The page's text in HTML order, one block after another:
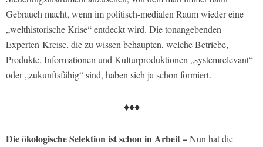
Gebrauch macht, wenn im politisch-medialen Raum wieder eine
„welthistorische Krise“ entdeckt wird. Die tonangebenden
Experten-Kreise, die zu wissen behaupten, welche Betriebe,
Produkte, Informationen und Kulturproduktionen „systemrelevant“
oder „zukunftsfähig“ sind, haben sich ja schon formiert.
♦♦♦
Die ökologische Selektion ist schon in Arbeit –Nun hat die